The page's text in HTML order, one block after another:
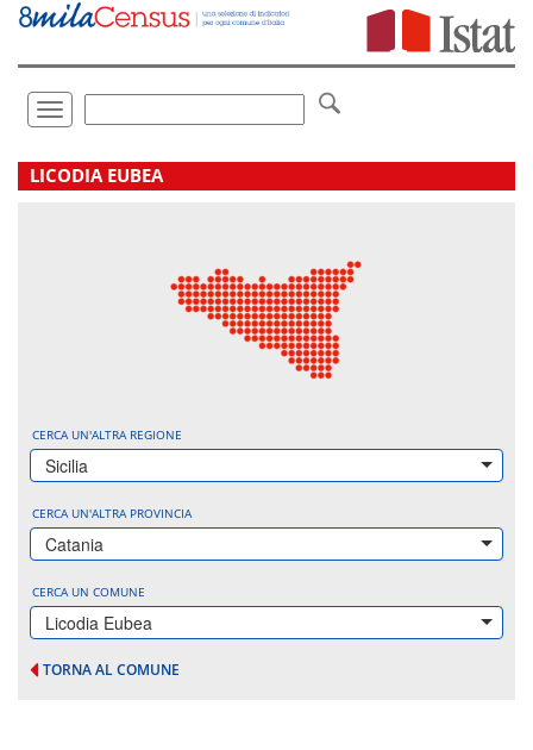
Vai
direttamente
Toggle
navigation
LICODIA EUBEA
CERCA UN'ALTRA REGIONE
Sicilia
CERCA UN'ALTRA PROVINCIA
Catania
CERCA UN COMUNE
Licodia Eubea
TORNA AL COMUNE